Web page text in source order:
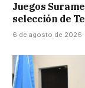
Juegos
selección de
6 de agosto de 2026